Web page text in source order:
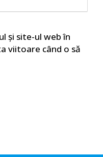
și site-ul web în
viitoare când o să